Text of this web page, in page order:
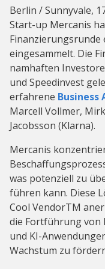
Berlin / Sunnyvale,
Start-up Mercanis
eingesammelt. Die
namhaften
und Speedinvest
erfahrene Business
Marcell Vollmer,
Jacobsson (Klarna).
Mercanis
was potenziell zu
führen kann. Diese
Cool VendorTM
die Fortführung von
und KI-
Wachstum zu